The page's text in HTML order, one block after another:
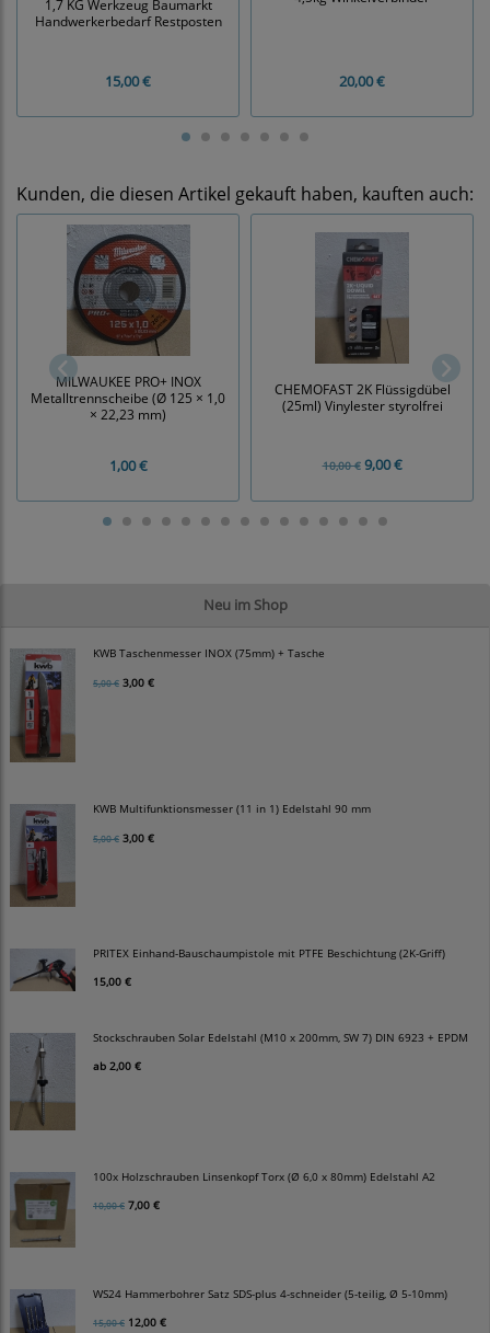
Neu im Shop
KWB Taschenmesser INOX (75mm) + Tasche
5,00 € 3,00 €
KWB Multifunktionsmesser (11 in 1) Edelstahl 90 mm
5,00 € 3,00 €
PRITEX Einhand-Bauschaumpistole mit PTFE Beschichtung (2K-Griff)
15,00 €
Stockschrauben Solar Edelstahl (M10 x 200mm, SW 7) DIN 6923 + EPDM
ab 2,00 €
100x Holzschrauben Linsenkopf Torx (Ø 6,0 x 80mm) Edelstahl A2
10,00 € 7,00 €
WS24 Hammerbohrer Satz SDS-plus 4-schneider (5-teilig, Ø 5-10mm)
15,00 € 12,00 €
1,7 KG Werkzeug Baumarkt
Handwerkerbedarf Restposten
15,00 € 20,00 €
Kunden, die diesen Artikel gekauft haben, kauften auch:
MILWAUKEE PRO+ INOX
Metalltrennscheibe (Ø 125 × 1,0
× 22,23 mm)
1,00 €
CHEMOFAST 2K Flüssigdübel
(25ml) Vinylester styrolfrei
10,00 €9,00 €